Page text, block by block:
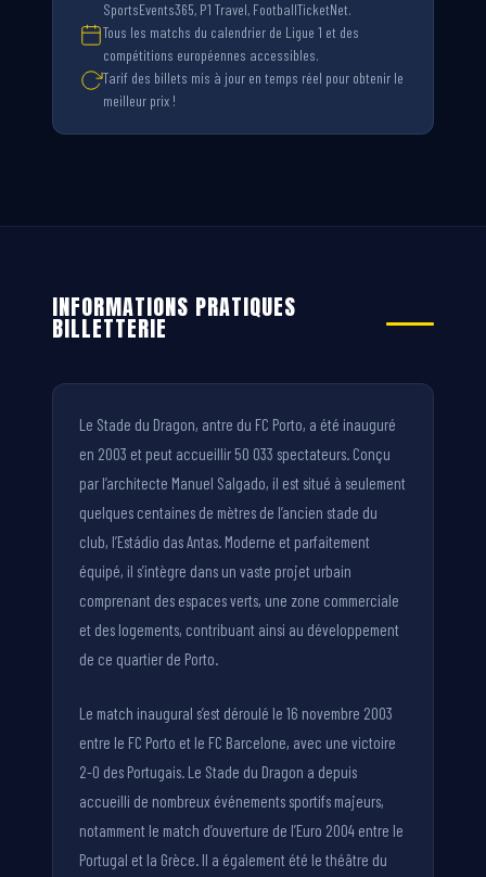
SportsEvents365, P1 Travel, FootballTicketNet.
Tous les matchs du calendrier de Ligue 1 et des
compétitions européennes accessibles.
Tarif des billets mis à jour en temps réel pour obtenir le
meilleur prix !
INFORMATIONS PRATIQUES
BILLETTERIE
Le Stade du Dragon, antre du FC Porto, a été inauguré
en 2003 et peut accueillir 50 033 spectateurs. Conçu
par l’architecte Manuel Salgado, il est situé à seulement
quelques centaines de mètres de l’ancien stade du
club, l’Estádio das Antas. Moderne et parfaitement
équipé, il s’intègre dans un vaste projet urbain
comprenant des espaces verts, une zone commerciale
et des logements, contribuant ainsi au développement
de ce quartier de Porto.
Le match inaugural s’est déroulé le 16 novembre 2003
entre le FC Porto et le FC Barcelone, avec une victoire
2-0 des Portugais. Le Stade du Dragon a depuis
accueilli de nombreux événements sportifs majeurs,
notamment le match d’ouverture de l’Euro 2004 entre le
Portugal et la Grèce. Il a également été le théâtre du